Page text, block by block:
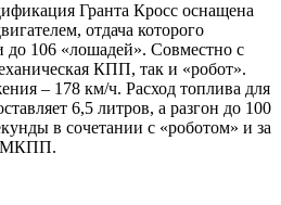
Гранта Кросс оснащена
отдача которого
до 106 «лошадей». Совместно с
КПП, так и «робот».
– 178 км/ч. Расход топлива для
6,5 литров, а разгон до 100
в сочетании с «роботом» и за
МКПП.